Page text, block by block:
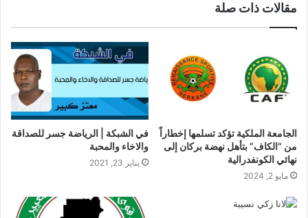
مقالات ذات صلة
الجامعة الملكية تؤكد تسلمها إخطاراً
من “الكاف” بتأهل نهضة بركان إلى
نهائي الكونفدرالية
مايو 2, 2024
في الشبكة | الرياضة جسر للصداقة
والاخاء والمحبة
يناير 23, 2021